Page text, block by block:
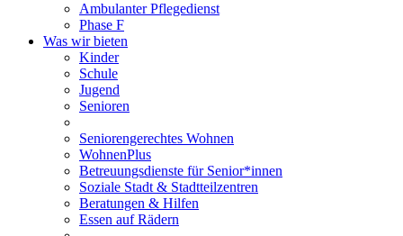
Ambulanter Pflegedienst
Phase F
Was wir bieten
Kinder
Schule
Jugend
Senioren
Seniorengerechtes Wohnen
WohnenPlus
Betreuungsdienste für Senior*innen
Soziale Stadt & Stadtteilzentren
Beratungen & Hilfen
Essen auf Rädern